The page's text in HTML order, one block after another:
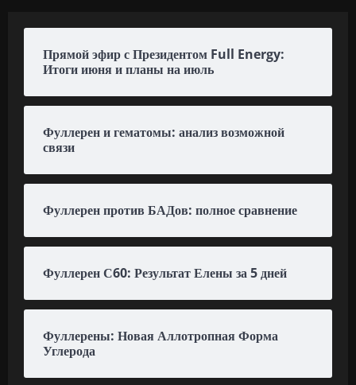
Прямой эфир с Президентом Full Energy:
Итоги июня и планы на июль
Фуллерен и гематомы: анализ возможной
связи
Фуллерен против БАДов: полное сравнение
Фуллерен С60: Результат Елены за 5 дней
Фуллерены: Новая Аллотропная Форма
Углерода